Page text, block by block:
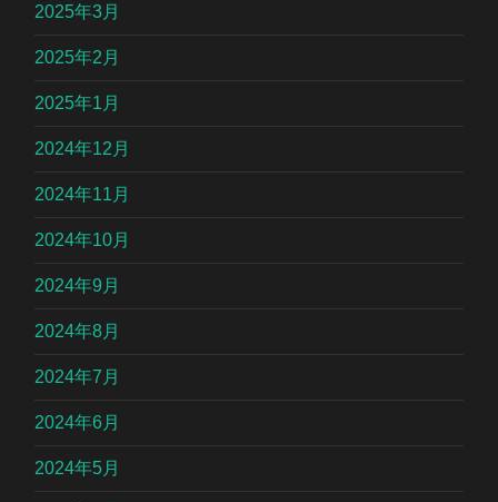
2025年3月
2025年2月
2025年1月
2024年12月
2024年11月
2024年10月
2024年9月
2024年8月
2024年7月
2024年6月
2024年5月